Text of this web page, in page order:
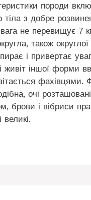
породи
тіла з добре
не перевищує 7
також
і привертає
живіт іншої форми
фахівцями.
очі
брови і вібриси
великі.